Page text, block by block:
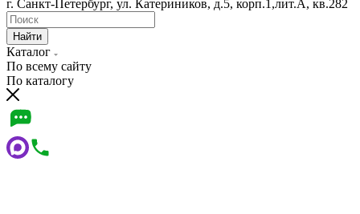
г. Санкт-Петербург, ул. Катериников, д.5, корп.1,лит.А, кв.282
Найти
Каталог
По всему сайту
По каталогу